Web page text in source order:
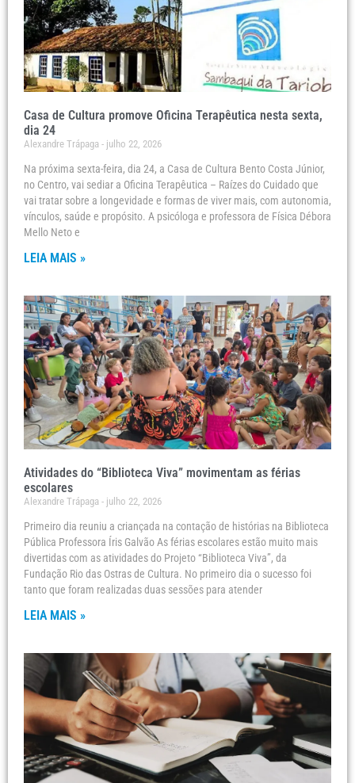
Casa de Cultura promove Oficina Terapêutica nesta sexta,
dia 24
Alexandre Trápaga julho 22, 2026
Na próxima sexta-feira, dia 24, a Casa de Cultura Bento Costa Júnior,
no Centro, vai sediar a Oficina Terapêutica – Raízes do Cuidado que
vai tratar sobre a longevidade e formas de viver mais, com autonomia,
vínculos, saúde e propósito. A psicóloga e professora de Física Débora
Mello Neto e
LEIA MAIS »
Atividades do “Biblioteca Viva” movimentam as férias
escolares
Alexandre Trápaga julho 22, 2026
Primeiro dia reuniu a criançada na contação de histórias na Biblioteca
Pública Professora Íris Galvão As férias escolares estão muito mais
divertidas com as atividades do Projeto “Biblioteca Viva”, da
Fundação Rio das Ostras de Cultura. No primeiro dia o sucesso foi
tanto que foram realizadas duas sessões para atender
LEIA MAIS »